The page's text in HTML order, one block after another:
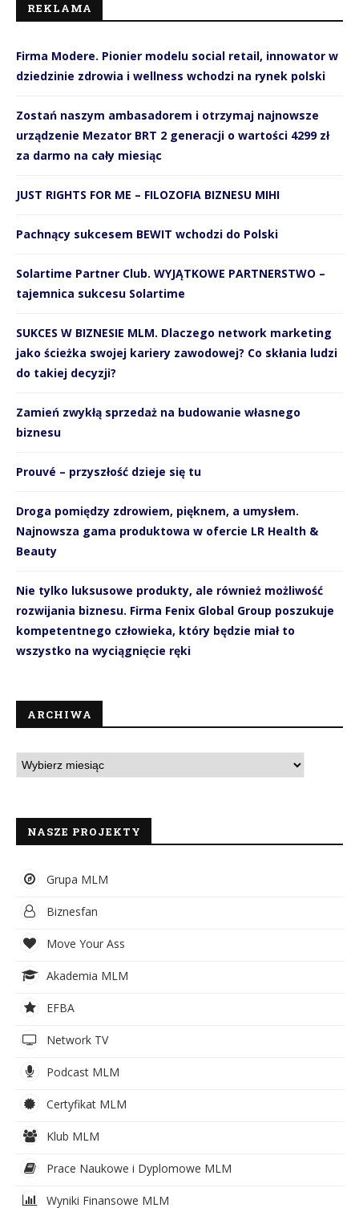
REKLAMA
Firma Modere. Pionier modelu social retail, innowator w
dziedzinie zdrowia i wellness wchodzi na rynek polski
Zostań naszym ambasadorem i otrzymaj najnowsze
urządzenie Mezator BRT 2 generacji o wartości 4299 zł
za darmo na cały miesiąc
JUST RIGHTS FOR ME – FILOZOFIA BIZNESU MIHI
Pachnący sukcesem BEWIT wchodzi do Polski
Solartime Partner Club. WYJĄTKOWE PARTNERSTWO –
tajemnica sukcesu Solartime
SUKCES W BIZNESIE MLM. Dlaczego network marketing
jako ścieżka swojej kariery zawodowej? Co skłania ludzi
do takiej decyzji?
Zamień zwykłą sprzedaż na budowanie własnego
biznesu
Prouvé – przyszłość dzieje się tu
Droga pomiędzy zdrowiem, pięknem, a umysłem.
Najnowsza gama produktowa w ofercie LR Health &
Beauty
Nie tylko luksusowe produkty, ale również możliwość
rozwijania biznesu. Firma Fenix Global Group poszukuje
kompetentnego człowieka, który będzie miał to
wszystko na wyciągnięcie ręki
ARCHIWA
NASZE PROJEKTY
Grupa MLM
Biznesfan
Move Your Ass
Akademia MLM
EFBA
Network TV
Podcast MLM
Certyfikat MLM
Klub MLM
Prace Naukowe i Dyplomowe MLM
Wyniki Finansowe MLM